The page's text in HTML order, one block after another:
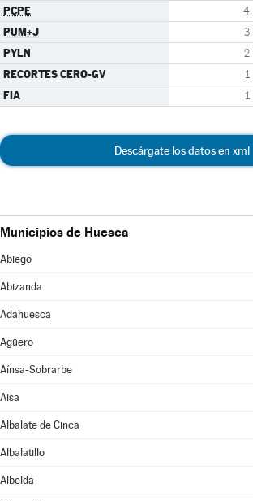
PCPE 4
PUM+J 3
PYLN 2
RECORTES CERO-GV 1
FIA 1
Descárgate los datos en xml
Municipios de Huesca
Abiego
Abizanda
Adahuesca
Agüero
Aínsa-Sobrarbe
Aisa
Albalate de Cinca
Albalatillo
Albelda